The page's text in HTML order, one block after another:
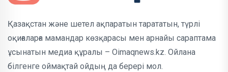
Қазақстан және шетел ақпаратын тарататын, түрлі
оқиғаларға мамандар көзқарасы мен арнайы сараптама
ұсынатын медиа құралы – Oimaqnews.kz. Ойлана
білгенге оймақтай ойдың да берері мол.